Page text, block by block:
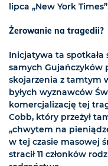
lipca „New York
Żerowanie na tragedii?
Inicjatywa ta spotkała
samych Gujańczyków
skojarzenia z tamtym
byłych wyznawców
komercjalizację tej
Cobb, który przeżył
„chwytem na
w tej czasie masowej
stracił 11 członków